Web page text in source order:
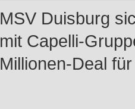
MSV Duisburg
mit Capelli-
Millionen-Deal